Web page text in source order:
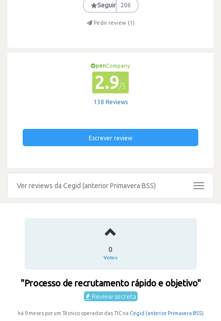
★Seguir 206
Pedir review (1)
penCompany
2.9/5
138 Reviews
Escrever review
Ver reviews da Cegid (anterior Primavera BSS)
Toggle
0
Votos
"Processo de recrutamento rápido e objetivo"
Review secreta
há 9 meses por um Técnico operador das TIC na Cegid (anterior Primavera BSS)